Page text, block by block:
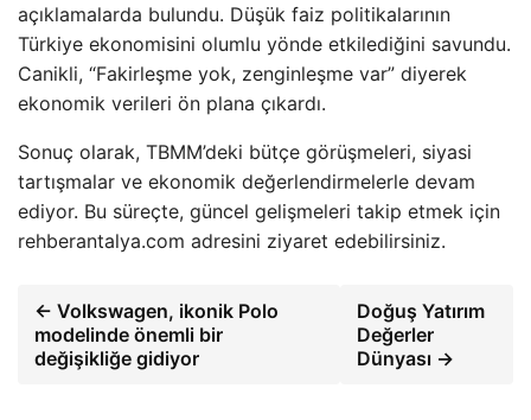
açıklamalarda bulundu. Düşük faiz politikalarının
Türkiye ekonomisini olumlu yönde etkilediğini savundu.
Canikli, “Fakirleşme yok, zenginleşme var” diyerek
ekonomik verileri ön plana çıkardı.
Sonuç olarak, TBMM’deki bütçe görüşmeleri, siyasi
tartışmalar ve ekonomik değerlendirmelerle devam
ediyor. Bu süreçte, güncel gelişmeleri takip etmek için
rehberantalya.com adresini ziyaret edebilirsiniz.
← Volkswagen, ikonik Polo
modelinde önemli bir
değişikliğe gidiyor
Doğuş Yatırım
Değerler
Dünyası →